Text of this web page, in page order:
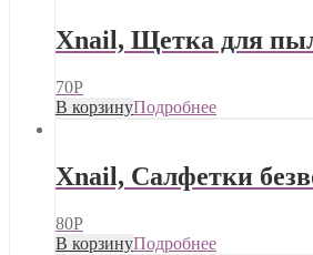
Xnail, Щетка для
70Р
В корзинуПодробнее
Xnail, Салфетки
80Р
В корзинуПодробнее